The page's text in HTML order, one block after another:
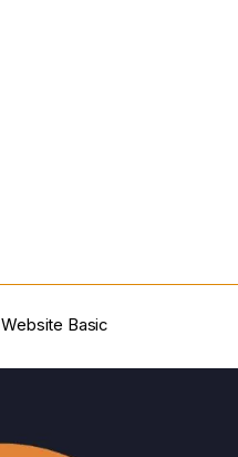
Website Basic